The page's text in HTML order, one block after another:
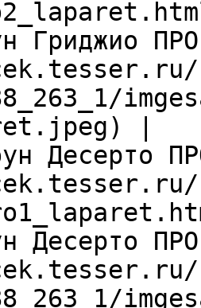
Гриджио
|
Десерто
Десерто